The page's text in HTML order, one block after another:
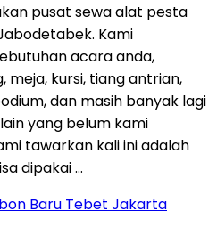
pusat sewa alat pesta
Kami
acara anda,
meja, kursi, tiang antrian,
dan masih banyak lagi
yang belum kami
tawarkan kali ini adalah
dipakai …